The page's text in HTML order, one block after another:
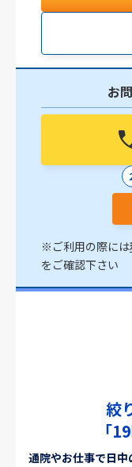
お
※ご利用の際には
をご確認下さい
絞
「
通院やお仕事で日